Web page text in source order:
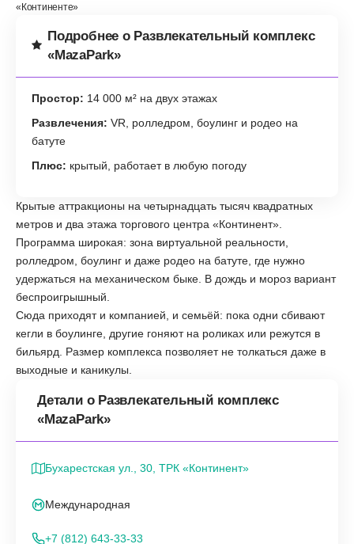
«Континенте»
Подробнее о Развлекательный комплекс
«MazaPark»
Простор: 14 000 м² на двух этажах
Развлечения: VR, ролледром, боулинг и родео на
батуте
Плюс: крытый, работает в любую погоду
Крытые аттракционы на четырнадцать тысяч квадратных
метров и два этажа торгового центра «Континент».
Программа широкая: зона виртуальной реальности,
ролледром, боулинг и даже родео на батуте, где нужно
удержаться на механическом быке. В дождь и мороз вариант
беспроигрышный.
Сюда приходят и компанией, и семьёй: пока одни сбивают
кегли в боулинге, другие гоняют на роликах или режутся в
бильярд. Размер комплекса позволяет не толкаться даже в
выходные и каникулы.
Детали о Развлекательный комплекс
«MazaPark»
Бухарестская ул., 30, ТРК «Континент»
Международная
+7 (812) 643-33-33